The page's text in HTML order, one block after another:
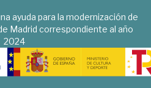
ayuda para la modernización de
Madrid correspondiente al año
2024